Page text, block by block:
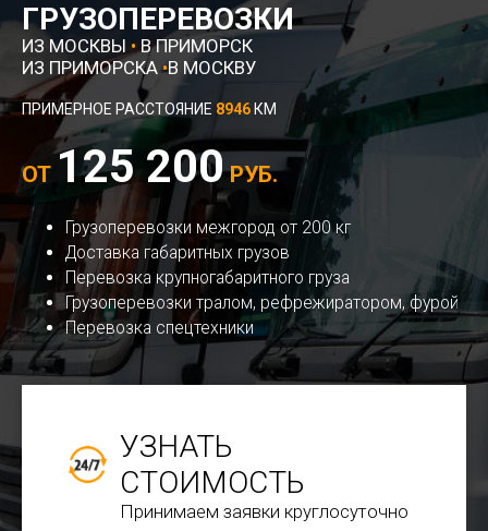
ГРУЗОПЕРЕВОЗКИ
ИЗ МОСКВЫ •В ПРИМОРСК
ИЗ ПРИМОРСКА•В МОСКВУ
ПРИМЕРНОЕ РАССТОЯНИЕ 8946 КМ
ОТ 125 200РУБ.
Грузоперевозки межгород от 200 кг
Доставка габаритных грузов
Перевозка крупногабаритного груза
Грузоперевозки тралом, рефрежиратором, фурой
Перевозка спецтехники
УЗНАТЬ
СТОИМОСТЬ
Принимаем заявки круглосуточно